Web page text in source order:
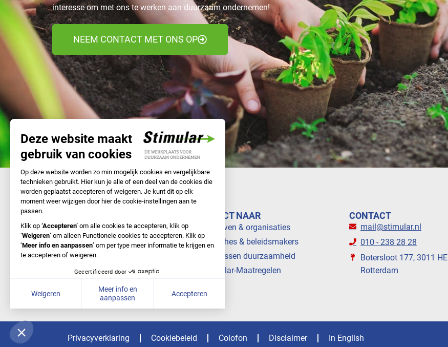
interesse om met ons te werken aan duurzaam ondernemen!
NEEM CONTACT MET ONS OP
Samen met Stimular
Doe-het-zelf
Nieuws
Over ons
DIRECT NAAR
Bedrijven & organisaties
Branches & beleidsmakers
Cursussen duurzaamheid
Stimular-Maatregelen
CONTACT
mail@stimular.nl
010 - 238 28 28
Botersloot 177, 3011 HE
Rotterdam
Privacyverklaring Cookiebeleid Colofon Disclaimer In English